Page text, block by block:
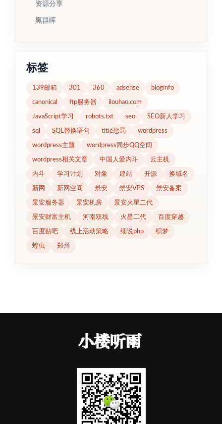
资源分享
黑群晖
标签
139邮箱 301 360 adsense bloginfo
canonical ftp服务器 ilouhao.com
JavaScript学习 robots.txt seo SEO新人学习
sql SQL替换语句 title惩罚 wordpress
wordpress主题 wordpress同步QQ空间
wordpress相关文章 中国人爱内斗 云主机
内斗 学习计划 对象 建站 开源 换域名
新网 新网空间 景安 景安VPS 景安备案
景安服务器 景安机房 景安火星二代
景安财富主机 河南双线 火星二代 百度穿越
百度贴吧 线上活动策略 细说php 织梦
蝗虫 郑州